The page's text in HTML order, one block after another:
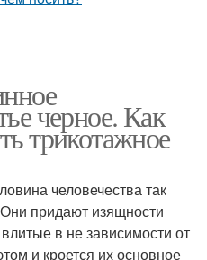
черное. Как
трикотажное
человечества так
придают изящности
в не зависимости от
и кроется их основное